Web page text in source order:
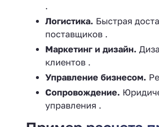
.
Логистика. Быстрая
поставщиков .
Маркетинг и дизайн.
клиентов .
Управление бизнесом.
Сопровождение.
управления .